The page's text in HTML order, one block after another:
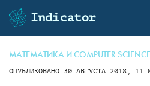
МАТЕМАТИКА И COMPUTER SCIENCE
ОПУБЛИКОВАНО 30 АВГУСТА 2018,